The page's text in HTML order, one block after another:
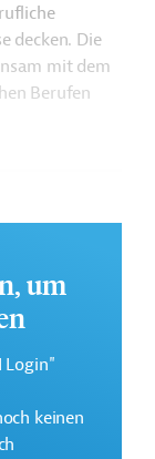
decken. Die
mit dem
Berufen
die
um
Login"
keinen